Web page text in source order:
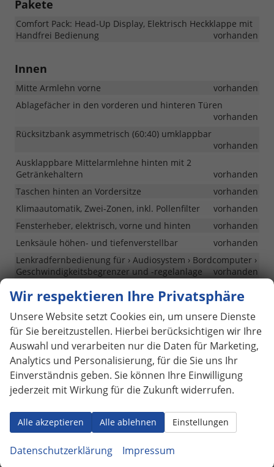
Pakete
Comfort Pack: Head-Up Display, Elektrisch Heckklappe mit
Handfrei Bedienung
vorhanden
Innen
Mitte Armlehn vorne
vorhanden
Ablagefächer in den vorderen und hinteren Türen
vorhanden
Rücksitzbank asymmetrisch (60:40) umklappbar
vorhanden
Ausklappbare Mittelarmlehne hinten mit 2
Getränkehaltern
vorhanden
Taschen hinten an Vordersitze
vorhanden
Klimaautomatik, Zwei-Zonen, inkl. Pollenfilter
vorhanden
Fensterheber, elektrisch, vorne und hinten
vorhanden
Lenksäule höhen- und tiefenverstellbar
vorhanden
Lenkradfernbedienung für › Audiosystem › Bordcomputer ›
Geschwindigkeitsbegrenzer und -regelanlage
vorhanden
Lenkrad Heizung
vorhanden
Schaltwippen (nur mit Xtronic Automatikgetriebe)
vorhanden
Flexi-Board: modulares Verstausystem im Kofferraum
vorhanden
Steckdosen, 12-Volt, vorne und im Kofferraum
vorhanden
Beheizbare Frontscheibe ThermaClear®
vorhanden
Regensensor
vorhanden
Automatisch abblendender Rückspiegel
vorhanden
Fahrersitz mit 4-fach elektrischer Lordosenstütze
Fahrersitz mit memory
Wir respektieren Ihre Privatsphäre
Unsere Website setzt Cookies ein, um unsere Dienste
für Sie bereitzustellen. Hierbei berücksichtigen wir Ihre
Auswahl und verarbeiten nur die Daten für Marketing,
Analytics und Personalisierung, für die Sie uns Ihr
Einverständnis geben. Sie können Ihre Einwilligung
jederzeit mit Wirkung für die Zukunft widerrufen.
Alle akzeptieren Alle ablehnen Einstellungen
Datenschutzerklärung Impressum